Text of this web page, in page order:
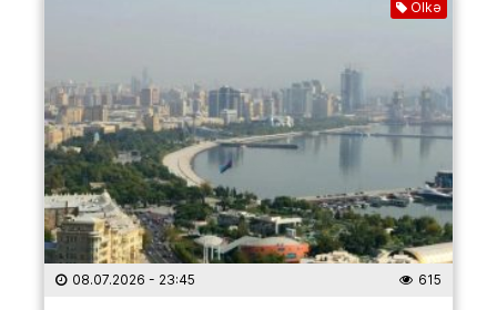
Ölkə
08.07.2026 - 23:45 615